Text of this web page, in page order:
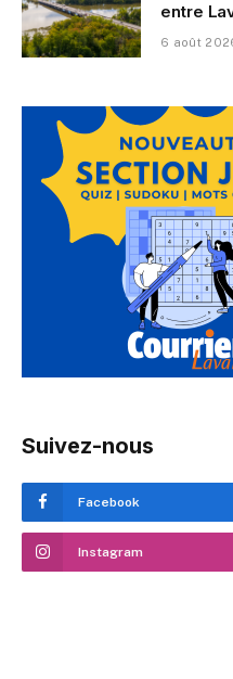
entre
6 août
Suivez-nous
Facebook
Instagram